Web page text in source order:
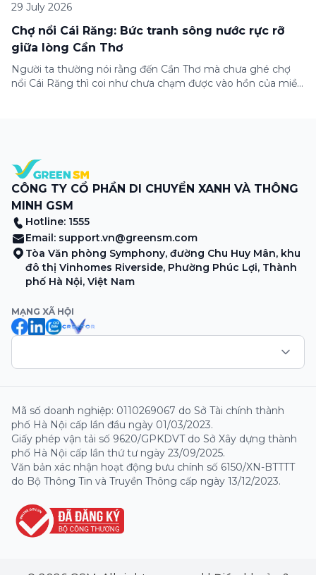
29 July 2026
Chợ nổi Cái Răng: Bức tranh sông nước rực rỡ
giữa lòng Cần Thơ
Người ta thường nói rằng đến Cần Thơ mà chưa ghé chợ
nổi Cái Răng thì coi như chưa chạm được vào hồn của miền
CÔNG TY CỔ PHẦN DI CHUYỂN XANH VÀ THÔNG
MINH GSM
Hotline: 1555
Email: support.vn@greensm.com
Tòa Văn phòng Symphony, đường Chu Huy Mân, khu
đô thị Vinhomes Riverside, Phường Phúc Lợi, Thành
phố Hà Nội, Việt Nam
MẠNG XÃ HỘI
Mã số doanh nghiệp: 0110269067 do Sở Tài chính thành
phố Hà Nội cấp lần đầu ngày 01/03/2023.
Giấy phép vận tải số 9620/GPKDVT do Sở Xây dựng thành
phố Hà Nội cấp lần thứ tư ngày 23/09/2025.
Văn bản xác nhận hoạt động bưu chính số 6150/XN-BTTTT
do Bộ Thông Tin và Truyền Thông cấp ngày 13/12/2023.